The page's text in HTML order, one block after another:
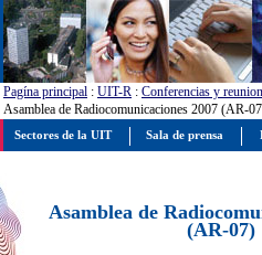
Pagína principal : UIT-R : Conferencias y
Asamblea de Radiocomunicaciones 2007 (AR-
Asamblea de
(AR-07)
Sectores de la UIT Sala de prensa